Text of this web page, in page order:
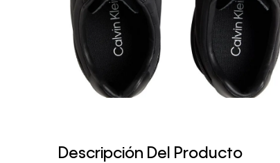
Descripción Del Producto